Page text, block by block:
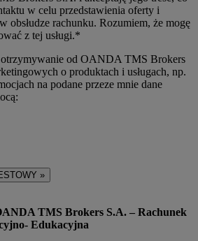
w celu przedstawienia oferty i
obsłudze rachunku. Rozumiem, że mogę
z tej usługi.*
otrzymywanie od OANDA TMS Brokers
o produktach i usługach, np.
na podane przeze mnie dane
»
TMS Brokers S.A. – Rachunek
Edukacyjna